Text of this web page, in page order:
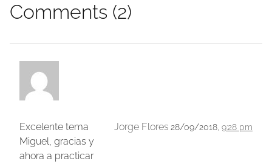
Comments (2)
Jorge Flores 28/09/2018, 9:28 pm
Excelente tema
Miguel, gracias y
ahora a practicar